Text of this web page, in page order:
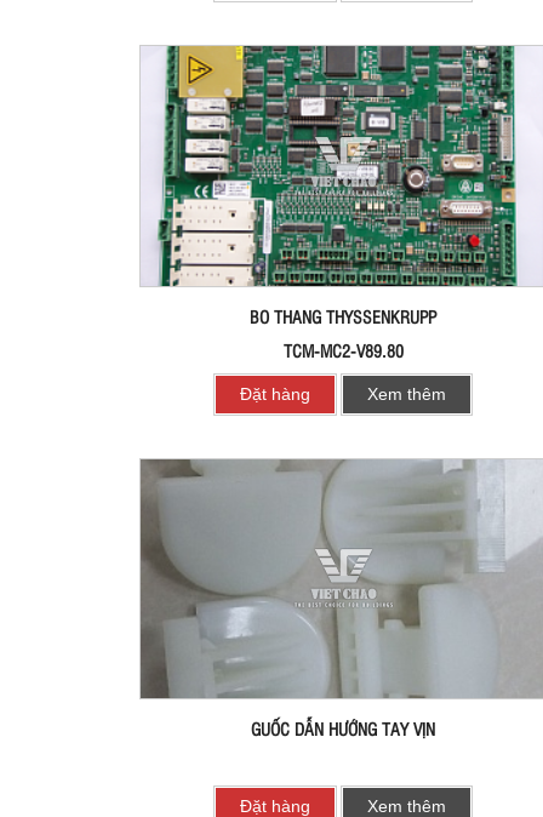
BO THANG THYSSENKRUPP
TCM-MC2-V89.80
Đặt hàng Xem thêm
GUỐC DẪN HƯỚNG TAY VỊN
Đặt hàng Xem thêm